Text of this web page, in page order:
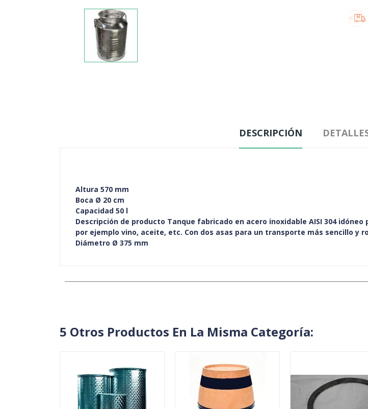
DESCRIPCIÓN
Altura 570 mm
Boca Ø 20 cm
Capacidad 50 l
Descripción de producto Tanque fabricado en acero inoxidable AISI 304
por ejemplo vino, aceite, etc. Con dos asas para un transporte más sencillo y
Diámetro Ø 375 mm
5 Otros Productos En La Misma Categoría: